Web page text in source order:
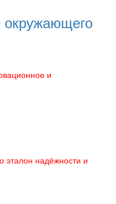
и
эталон надёжности и